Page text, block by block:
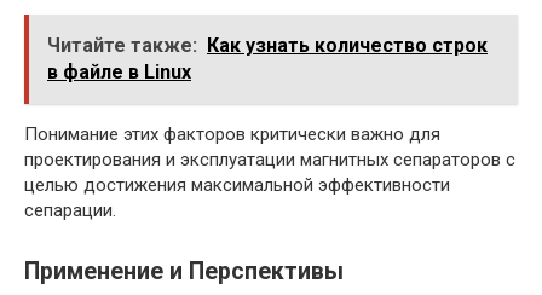
Читайте также: Как узнать количество строк
в файле в Linux
Понимание этих факторов критически важно для
проектирования и эксплуатации магнитных сепараторов с
целью достижения максимальной эффективности
сепарации.
Применение и Перспективы